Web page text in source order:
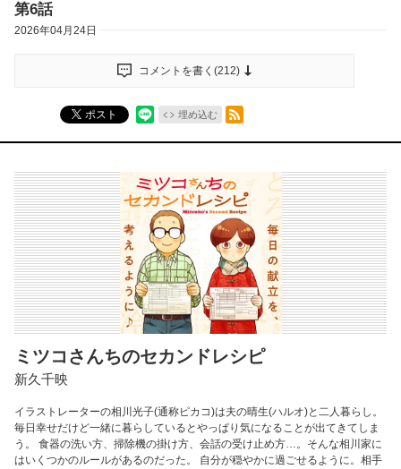
第6話
2026年04月24日
コメントを書く(212)
ポスト 埋め込む
RSSフィード
ミツコさんちのセカンドレシピ
新久千映
イラストレーターの相川光子(通称ピカコ)は夫の晴生(ハルオ)と二人暮らし。
毎日幸せだけど一緒に暮らしているとやっぱり気になることが出てきてしま
う。 食器の洗い方、掃除機の掛け方、会話の受け止め方…。そんな相川家に
はいくつかのルールがあるのだった。 自分が穏やかに過ごせるように。相手